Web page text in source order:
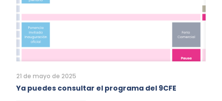
21 de mayo de 2025
Ya puedes consultar el programa del 9CFE